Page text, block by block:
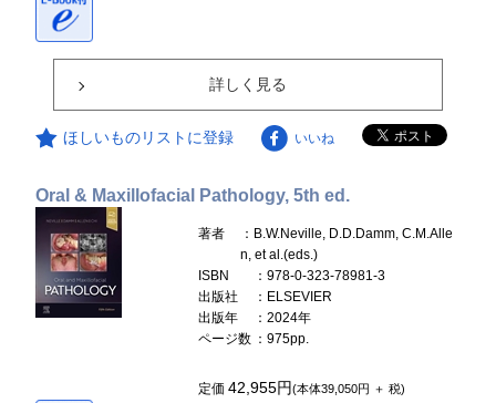
詳しく見る
ほしいものリストに登録 いいね
Oral & Maxillofacial Pathology, 5th ed.
著者
：B.W.Neville, D.D.Damm, C.M.Alle
n, et al.(eds.)
ISBN
：978-0-323-78981-3
出版社
：ELSEVIER
出版年
：2024年
ページ数 ：975pp.
定価42,955円(本体39,050円 ＋ 税)